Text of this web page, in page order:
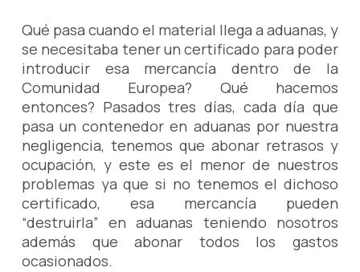
Qué pasa cuando el material llega a aduanas, y
se necesitaba tener un certificado para poder
introducir esa mercancía dentro de la
Comunidad Europea? Qué hacemos
entonces? Pasados tres días, cada día que
pasa un contenedor en aduanas por nuestra
negligencia, tenemos que abonar retrasos y
ocupación, y este es el menor de nuestros
problemas ya que si no tenemos el dichoso
certificado, esa mercancía pueden
“destruirla” en aduanas teniendo nosotros
además que abonar todos los gastos
ocasionados.